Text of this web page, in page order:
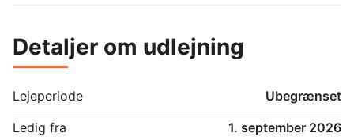
Detaljer om udlejning
Lejeperiode
Ubegrænset
Ledig fra
1. september 2026